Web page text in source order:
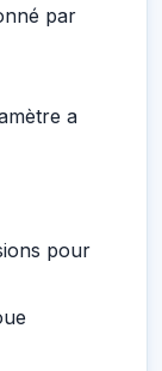
par
a
pour